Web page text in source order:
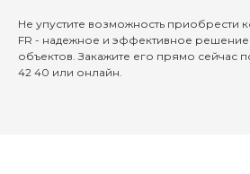
Не упустите возможность приобрести
FR - надежное и эффективное
объектов. Закажите его прямо сейчас
42 40 или онлайн.